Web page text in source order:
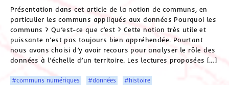
Présentation dans cet article de la notion de communs, en
particulier les communs appliqués aux données Pourquoi les
communs ? Qu’est-ce que c’est ? Cette notion très utile et
puissante n’est pas toujours bien appréhendée. Pourtant
nous avons choisi d’y avoir recours pour analyser le rôle des
données à l’échelle d’un territoire. Les lectures proposées […]
#communs numériques #données #histoire